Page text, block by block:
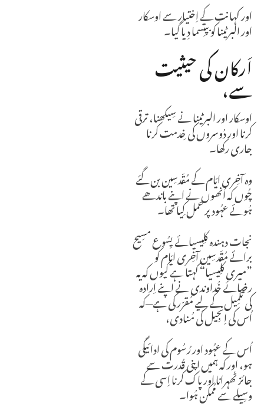
اور کہانت کے اِختیار سے اوسکار
اور البرٹینا کو بپتِسما دِیا گیا۔
اَرکان کی حیثیت
سے،
اوسکار اور البرٹینا نے سِیکھنا، ترقی
کرنا اور دُوسروں کی خِدمت کرنا
جاری رکھا۔
وہ آخِری ایّام کے مُقّدسِین بن گئے
چُوں کہ اُنھوں نے اپنے باندھے
ہُوئے عہُود پر عمل کِیا تھا۔
نجات دہندہ کلِیسیائے یِسُوع مسِیح
برائے مُقّدسِینِ آخِری ایّام کو
”میری کلِیسیا“ کہتا ہے کیوں کہ یہ
رضائے خُداوندی نے اپنے اِرادہ
کی تکمِیل کے لِیے مُقرّر کی ہے—کہ
اُس کی اِنجِیل کی مُنادی،
اُس کے عہُود اور رُسُوم کی ادائیگی
ہو، اور کہ ہمیں اپنی قُدرت سے
جائز ٹھہرانا اور پاک کرنا اِسی کے
وسِیلے سے مُمکن ہُوا۔